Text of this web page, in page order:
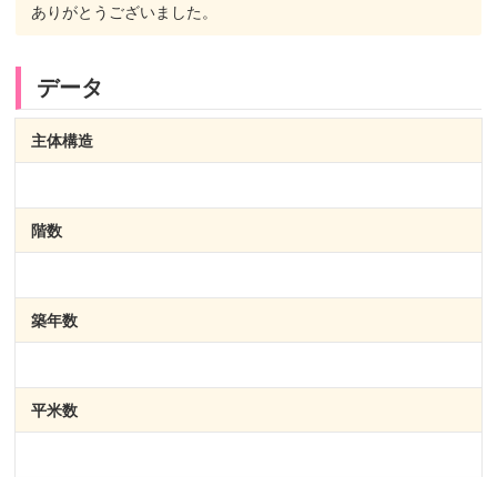
ありがとうございました。
データ
主体構造
階数
築年数
平米数